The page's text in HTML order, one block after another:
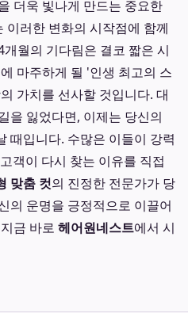
더욱 빛나게 만드는 중요한
이러한 변화의 시작점에 함께
월의 기다림은 결코 짧은 시
마주하게 될 '인생 최고의 스
가치를 선사할 것입니다. 대
을 잃었다면, 이제는 당신의
때입니다. 수많은 이들이 강력
객이 다시 찾는 이유를 직접
맞춤 컷의 진정한 전문가가 당
의 운명을 긍정적으로 이끌어
금 바로 헤어원네스트에서 시